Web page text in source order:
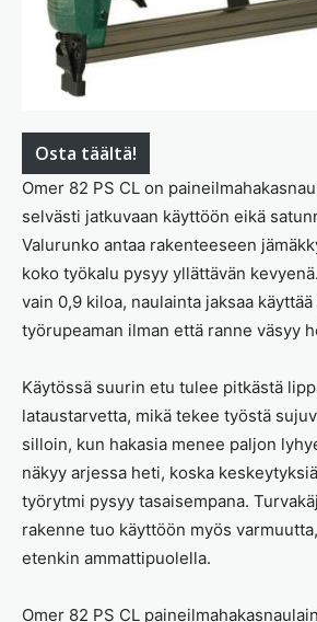
Osta täältä!
Omer 82 PS CL on
selvästi jatkuvaan käyttöön eikä
Valurunko antaa rakenteeseen
koko työkalu pysyy yllättävän
vain 0,9 kiloa, naulainta jaksaa
työrupeaman ilman että ranne väsyy
Käytössä suurin etu tulee pitkästä
lataustarvetta, mikä tekee työstä
silloin, kun hakasia menee paljon
näkyy arjessa heti, koska
työrytmi pysyy tasaisempana.
rakenne tuo käyttöön myös
etenkin ammattipuolella.
Omer 82 PS CL